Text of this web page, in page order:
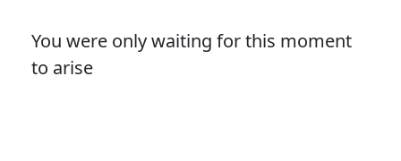
You were only waiting for this moment
to arise